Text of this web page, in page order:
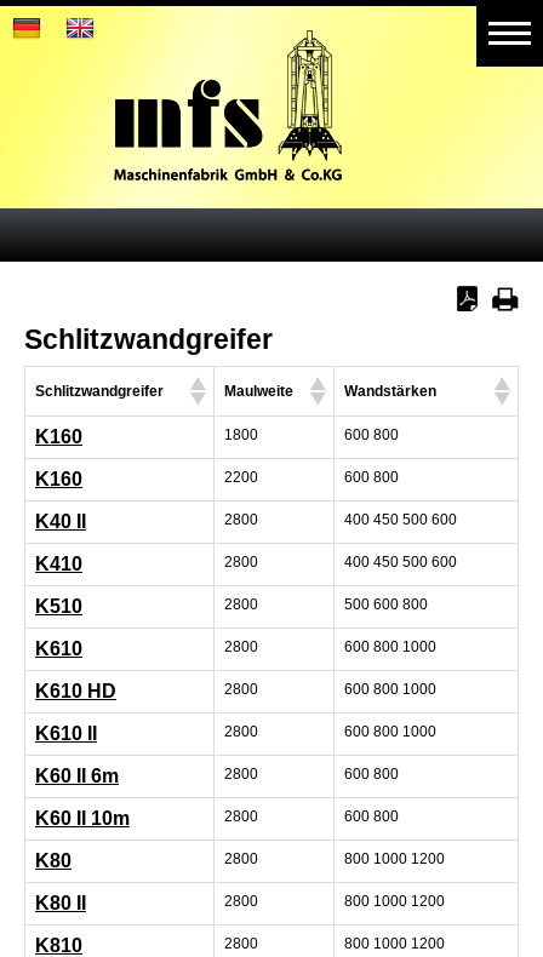
Aktuelles
Referenzen
Weitere Geschäftsbereiche
Schlitzwandgreifer
Schlitzwandgreifer Maulweite Wandstärken
K160 1800 600 800
K160 2200 600 800
K40 II 2800 400 450 500 600
K410 2800 400 450 500 600
K510 2800 500 600 800
K610 2800 600 800 1000
K610 HD 2800 600 800 1000
K610 II 2800 600 800 1000
K60 II 6m 2800 600 800
K60 II 10m 2800 600 800
K80 2800 800 1000 1200
K80 II 2800 800 1000 1200
K810 2800 800 1000 1200